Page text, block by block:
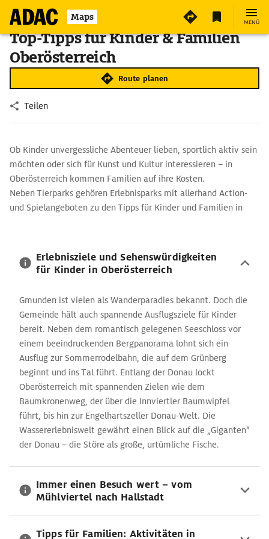
Maps MENÜ
Top-Tipps für Kinder & Familien
Oberösterreich
Route planen
Teilen
Ob Kinder unvergessliche Abenteuer lieben, sportlich aktiv sein
möchten oder sich für Kunst und Kultur interessieren – in
Oberösterreich kommen Familien auf ihre Kosten.
Neben Tierparks gehören Erlebnisparks mit allerhand Action-
und Spielangeboten zu den Tipps für Kinder und Familien in
Erlebnisziele und Sehenswürdigkeiten
für Kinder in Oberösterreich
Gmunden ist vielen als Wanderparadies bekannt. Doch die
Gemeinde hält auch spannende Ausflugsziele für Kinder
bereit. Neben dem romantisch gelegenen Seeschloss vor
einem beeindruckenden Bergpanorama lohnt sich ein
Ausflug zur Sommerrodelbahn, die auf dem Grünberg
beginnt und ins Tal führt. Entlang der Donau lockt
Oberösterreich mit spannenden Zielen wie dem
Baumkronenweg, der über die Innviertler Baumwipfel
führt, bis hin zur Engelhartszeller Donau-Welt. Die
Wassererlebniswelt gewährt einen Blick auf die „Giganten“
der Donau – die Störe als große, urtümliche Fische.
Immer einen Besuch wert – vom
Mühlviertel nach Hallstadt
Tipps für Familien: Aktivitäten in